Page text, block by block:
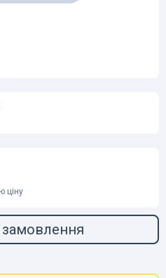
ціну
замовлення